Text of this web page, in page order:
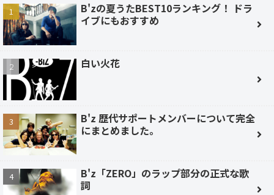
B'zの夏うたBEST10ランキング！ ドラ
イブにもおすすめ
白い火花
B'z 歴代サポートメンバーについて完全
にまとめました。
B'z「ZERO」のラップ部分の正式な歌
詞